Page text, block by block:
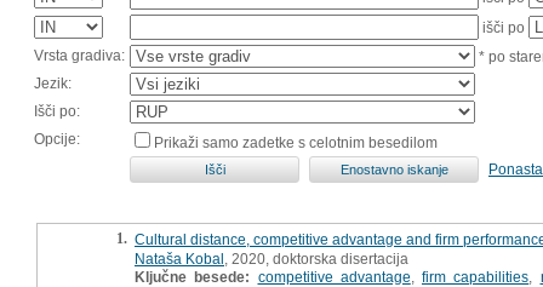
išči po
Vrsta gradiva:
* po
Jezik:
Išči po:
Opcije:
Prikaži samo zadetke s celotnim besedilom
1. Cultural distance, competitive advantage and firm
Nataša Kobal , 2020, doktorska disertacija
Ključne besede: competitive advantage firm capabilities